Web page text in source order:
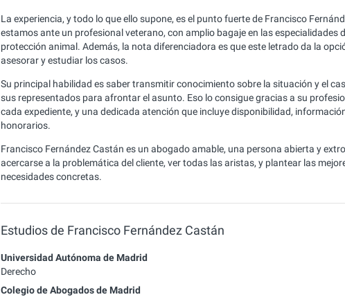
La experiencia, y todo lo que ello supone, es el punto fuerte de Francisco
estamos ante un profesional veterano, con amplio bagaje en las especialidades
protección animal. Además, la nota diferenciadora es que este letrado da la
asesorar y estudiar los casos.
Su principal habilidad es saber transmitir conocimiento sobre la situación y el
sus representados para afrontar el asunto. Eso lo consigue gracias a su
cada expediente, y una dedicada atención que incluye disponibilidad,
honorarios.
Francisco Fernández Castán es un abogado amable, una persona abierta y
acercarse a la problemática del cliente, ver todas las aristas, y plantear las
necesidades concretas.
Estudios de Francisco Fernández Castán
Universidad Autónoma de Madrid
Derecho
Colegio de Abogados de Madrid